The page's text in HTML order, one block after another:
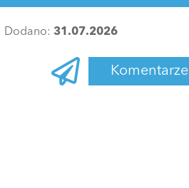
Dodano: 31.07.2026
Komentarze